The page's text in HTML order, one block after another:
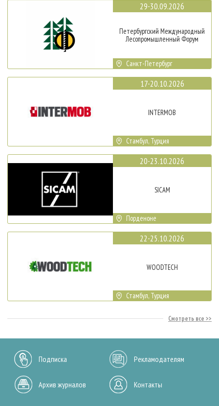
29-30.09.2026
Петербургский Международный
Лесопромышленный Форум
Санкт-Петербург
17-20.10.2026
INTERMOB
Стамбул, Турция
20-23.10.2026
SICAM
Порденоне
22-25.10.2026
WOODTECH
Стамбул, Турция
Смотреть все
Подписка Рекламодателям
Архив журналов Контакты